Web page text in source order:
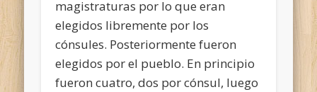
magistraturas por lo que eran
elegidos libremente por los
cónsules. Posteriormente fueron
elegidos por el pueblo. En principio
fueron cuatro, dos por cónsul, luego